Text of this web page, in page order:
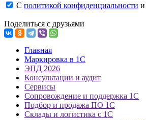
С политикой конфиденциальности и
Поделиться с друзьями
Главная
Маркировка в 1С
ЭПД 2026
Консультации и аудит
Сервисы
Сопровождение и поддержка 1С
Подбор и продажа ПО 1С
Склады и логистика с 1С